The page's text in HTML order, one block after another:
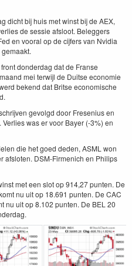
dicht bij huis met winst bij de AEX,
de sessie afsloot. Beleggers
en vooral op de cijfers van Nvidia
donderdag dat de Franse
mei terwijl de Duitse economie
bekend dat Britse economische
gevolgd door Fresenius en
was er voor Bayer (-3%) en
die het goed deden, ASML won
afsloten. DSM-Firmenich en Philips
met een slot op 914,27 punten. De
nu uit op 18.691 punten. De CAC
nu uit op 8.102 punten. De BEL 20